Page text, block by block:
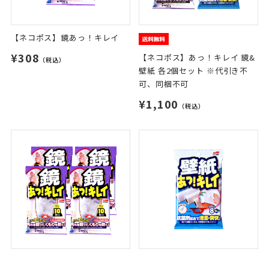
【ネコポス】鏡あっ！キレイ
¥308 （税込）
【ネコポス】あっ！キレイ 鏡&
壁紙 各2個セット ※代引き不
可、同梱不可
¥1,100 （税込）